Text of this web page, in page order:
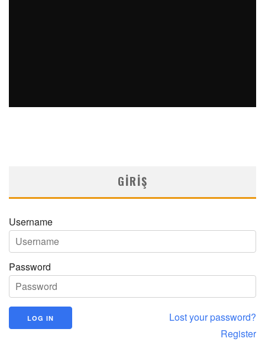
GIRIŞ
Username
Password
Lost your password?
Register